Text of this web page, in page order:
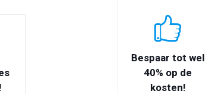
Bespaar tot wel
40% op de
kosten!